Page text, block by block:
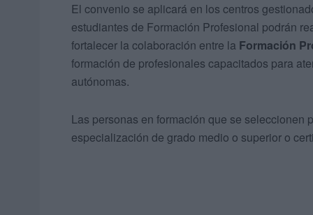
El convenio se aplicará en los centros
estudiantes de Formación Profesional podrán
fortalecer la colaboración entre la Formación
formación de profesionales capacitados para
autónomas.
Las personas en formación que se seleccionen
especialización de grado medio o superior o